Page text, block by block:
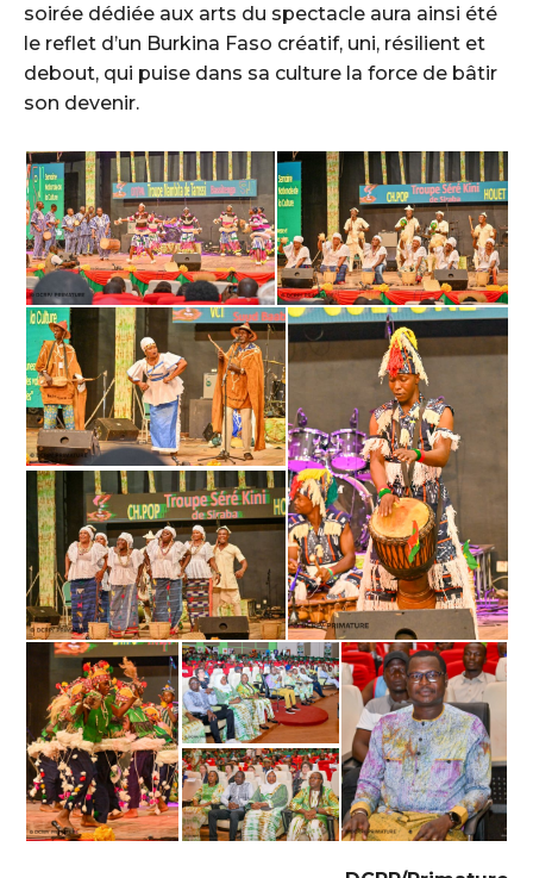
soirée dédiée aux arts du spectacle aura ainsi été
le reflet d’un Burkina Faso créatif, uni, résilient et
debout, qui puise dans sa culture la force de bâtir
son devenir.